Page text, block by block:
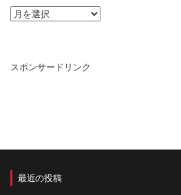
ア
ー
スポンサードリンク
最近の投稿